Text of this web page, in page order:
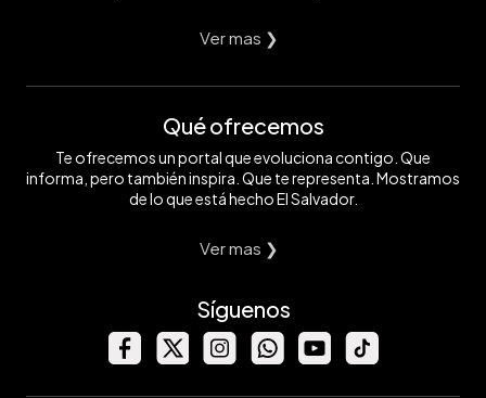
Ver mas ❯
Qué ofrecemos
Te ofrecemos un portal que evoluciona contigo. Que
informa, pero también inspira. Que te representa. Mostramos
de lo que está hecho El Salvador.
Ver mas ❯
Síguenos